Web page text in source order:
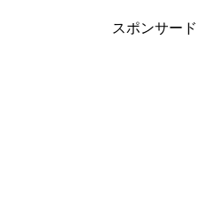
スポンサー